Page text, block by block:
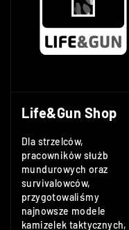
Life&Gun Shop
Dla strzelców,
pracowników służb
mundurowych oraz
survivalowców,
przygotowaliśmy
najnowsze modele
kamizelek taktycznych,